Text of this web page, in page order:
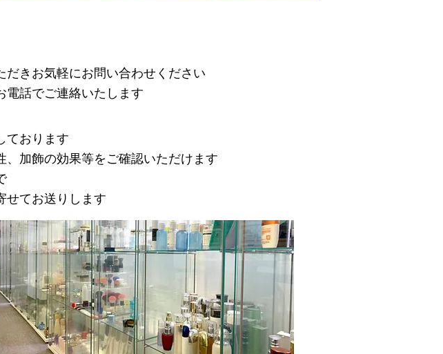
ております
加飾の効果等をご確認いただけます
せてお送りします
きお気軽にお問い合わせください
話でご連絡いたします